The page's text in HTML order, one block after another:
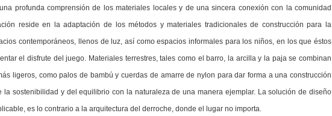
profunda comprensión de los materiales locales y de una sincera conexión con la comunidad
reside en la adaptación de los métodos y materiales tradicionales de construcción para la
contemporáneos, llenos de luz, así como espacios informales para los niños, en los que éstos
el disfrute del juego. Materiales terrestres, tales como el barro, la arcilla y la paja se combinan
ligeros, como palos de bambú y cuerdas de amarre de nylon para dar forma a una construcción
la sostenibilidad y del equilibrio con la naturaleza de una manera ejemplar. La solución de diseño
es lo contrario a la arquitectura del derroche, donde el lugar no importa.